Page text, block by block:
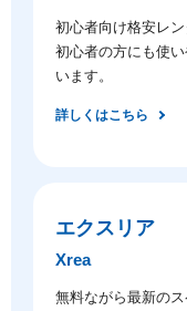
初心者向け格安レン
初心者の方にも使
います。
詳しくはこちら
エクスリア
Xrea
無料ながら最新の